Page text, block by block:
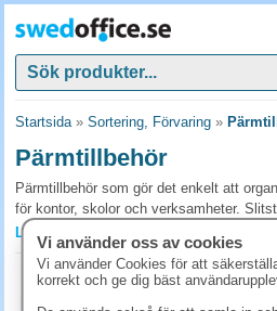
Startsida» Sortering, Förvaring »
Pärmtillbehör
Pärmtillbehör som gör det enkelt att
för kontor, skolor och verksamheter.
låter dig bygga personliga pärmar som
smidigt hos SwedOffice för praktiska
dokumenthantering direkt.
Läs mer »
Märkflikar
Vi använder oss av cookies
Vi använder Cookies för att
korrekt och ge dig bäst